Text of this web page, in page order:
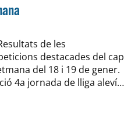
de les
destacades del cap
del 18 i 19 de gener.
4a jornada de lliga aleví